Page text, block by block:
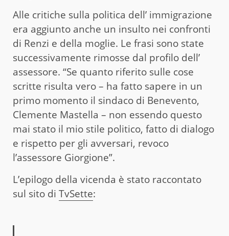
Alle critiche sulla politica dell’ immigrazione
era aggiunto anche un insulto nei confronti
di Renzi e della moglie. Le frasi sono state
successivamente rimosse dal profilo dell’
assessore. “Se quanto riferito sulle cose
scritte risulta vero – ha fatto sapere in un
primo momento il sindaco di Benevento,
Clemente Mastella – non essendo questo
mai stato il mio stile politico, fatto di dialogo
e rispetto per gli avversari, revoco
l’assessore Giorgione”.
L’epilogo della vicenda è stato raccontato
sul sito di TvSette: